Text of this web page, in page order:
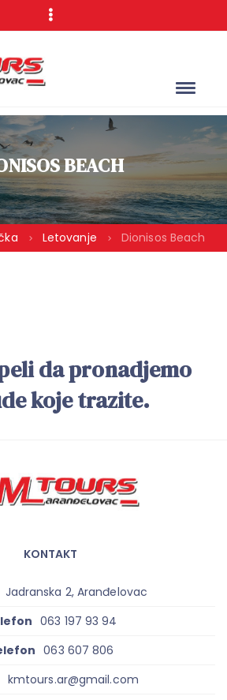
BEACH
Letovanje Dionisos Beach
da pronadjemo
koje trazite.
KONTAKT
Jadranska 2, Aranđelovac
063 197 93 94
063 607 806
kmtours.ar@gmail.com